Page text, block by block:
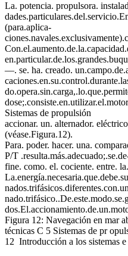
La. potencia. propulsora.
(para.aplica-
—. se. ha. creado.
Sistemas de propulsión
accionar. un. alternador.
(véase.Figura.12).
Para. poder. hacer. una.
P/T
fine. como. el. cociente. entre.
Figura 12: Navegación en mar
técnicas C 5 Sistemas de pr
12 Introducción a los sistemas